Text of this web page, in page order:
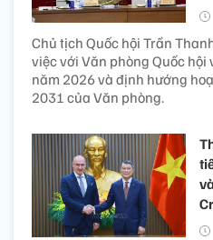
Chủ tịch Quốc hội Trần
việc với Văn phòng Quốc
năm 2026 và định hướng
2031 của Văn phòng.